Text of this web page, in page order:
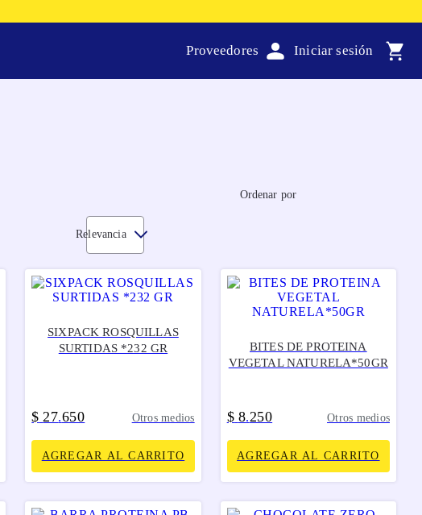
Proveedores
Ordenar por
Relevancia
SIXPACK ROSQUILLAS
SURTIDAS *232 GR
$ 27.650 Otros medios
AGREGAR AL CARRITO
BITES DE PROTEINA
VEGETAL NATURELA*50GR
$ 8.250 Otros medios
AGREGAR AL CARRITO